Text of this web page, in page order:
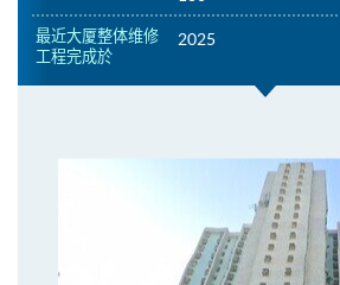
最近大厦整体维修
工程完成於
2025